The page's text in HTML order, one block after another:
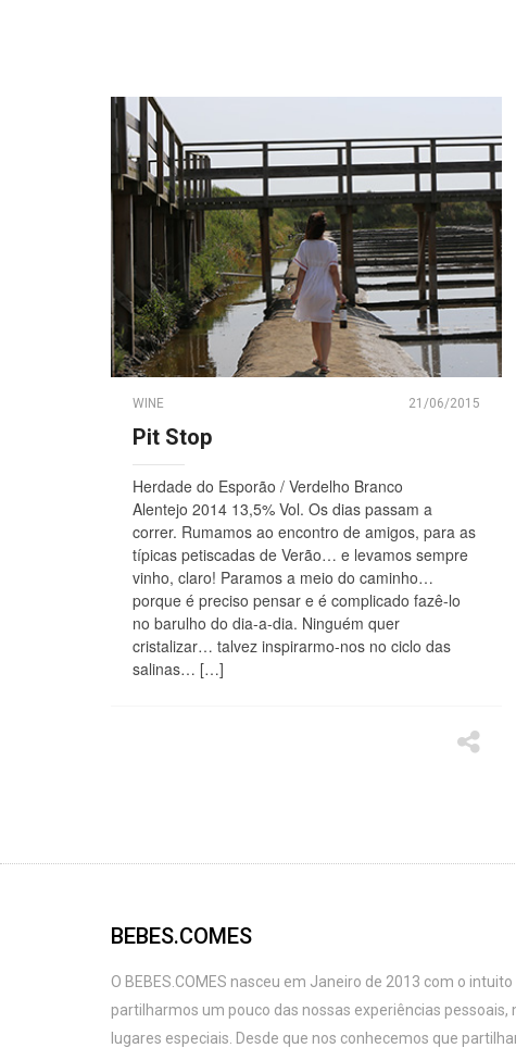
WINE 21/06/2015
Pit Stop
Herdade do Esporão / Verdelho Branco
Alentejo 2014 13,5% Vol. Os dias passam a
correr. Rumamos ao encontro de amigos, para as
típicas petiscadas de Verão… e levamos sempre
vinho, claro! Paramos a meio do caminho…
porque é preciso pensar e é complicado fazê-lo
no barulho do dia-a-dia. Ninguém quer
cristalizar… talvez inspirarmo-nos no ciclo das
salinas… […]
BEBES.COMES
O BEBES.COMES nasceu em Janeiro de 2013 com o intuito
partilharmos um pouco das nossas experiências pessoais,
lugares especiais. Desde que nos conhecemos que